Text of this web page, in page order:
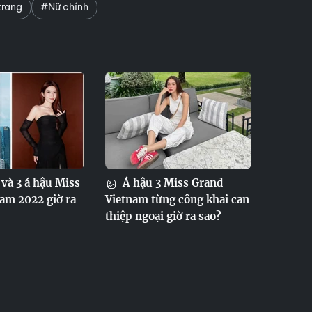
#Nữ chính
3 á hậu Miss
2022 giờ ra
Á hậu 3 Miss Grand
Vietnam từng công khai can
thiệp ngoại giờ ra sao?